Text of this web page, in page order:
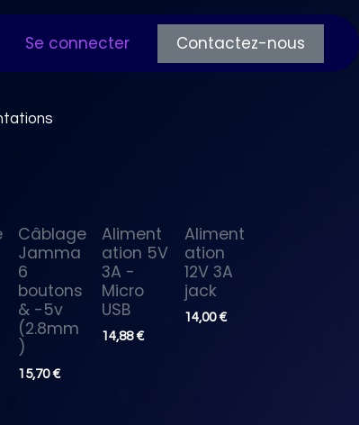
Questions fréquentes
Se connecter Contactez-nous
Câblage
Jamma
6
boutons
& -5v
(2.8mm
)
15,70€
Aliment
ation 5V
3A -
Micro
USB
14,88€
Aliment
ation
12V 3A
jack
14,00€